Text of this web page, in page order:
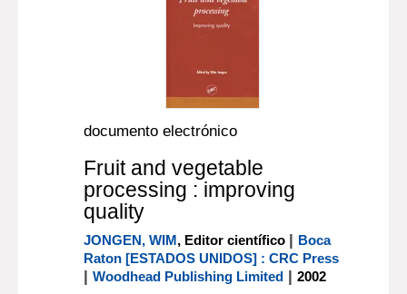
documento electrónico
Fruit and vegetable
processing : improving
quality
JONGEN, WIM, Editor científico | Boca
Raton [ESTADOS UNIDOS] : CRC Press
|Woodhead Publishing Limited |2002